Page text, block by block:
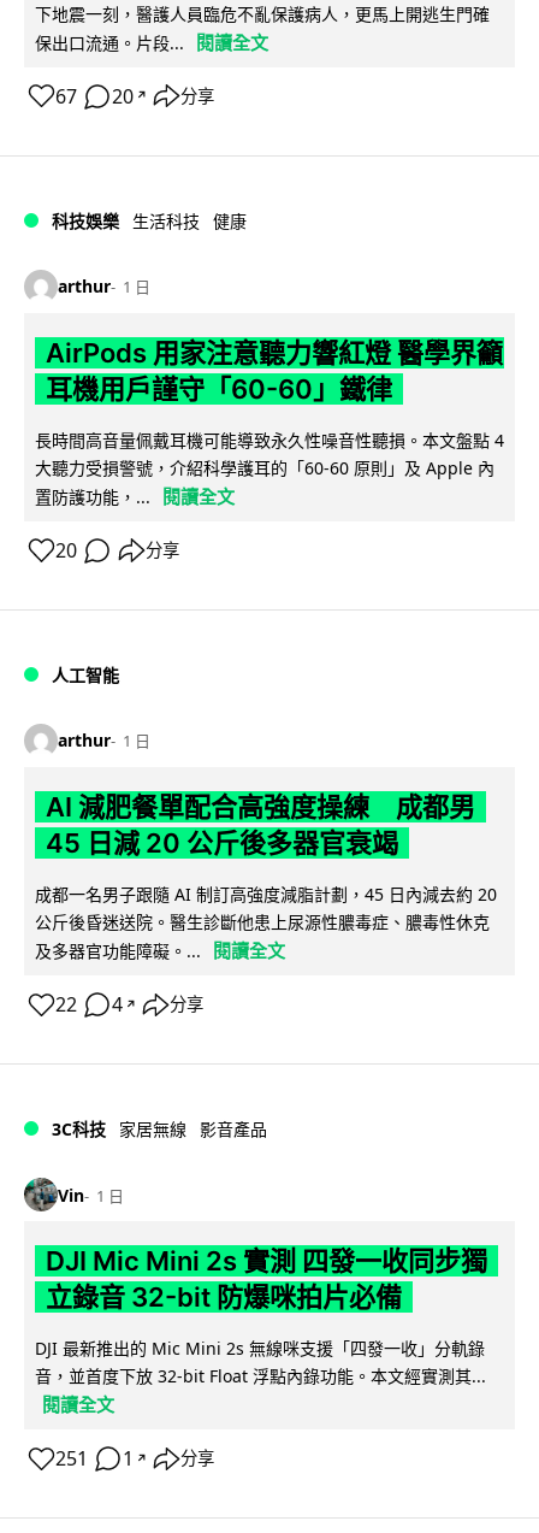
下地震一刻，醫護人員臨危不亂保護病人，更馬上開逃生門確
保出口流通。片段...
閱讀全文
67 20 ↗ 分享
科技娛樂 生活科技 健康
arthur 1 日
AirPods 用家注意聽力響紅燈 醫學界籲
耳機用戶謹守「60-60」鐵律
長時間高音量佩戴耳機可能導致永久性噪音性聽損。本文盤點 4
大聽力受損警號，介紹科學護耳的「60-60 原則」及 Apple 內
置防護功能，...
閱讀全文
20 分享
人工智能
arthur 1 日
AI 減肥餐單配合高強度操練 成都男
45 日減 20 公斤後多器官衰竭
成都一名男子跟隨 AI 制訂高強度減脂計劃，45 日內減去約 20
公斤後昏迷送院。醫生診斷他患上尿源性膿毒症、膿毒性休克
及多器官功能障礙。...
閱讀全文
22 4 ↗ 分享
3C科技 家居無線 影音產品
Vin 1 日
DJI Mic Mini 2s 實測 四發一收同步獨
立錄音 32-bit 防爆咪拍片必備
DJI 最新推出的 Mic Mini 2s 無線咪支援「四發一收」分軌錄
音，並首度下放 32-bit Float 浮點內錄功能。本文經實測其...
閱讀全文
251 1 ↗ 分享